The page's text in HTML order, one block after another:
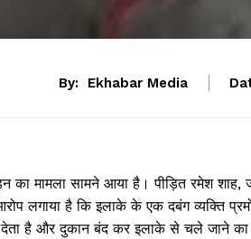
By: Ekhabar Media
मामला सामने आया है। पीड़ित रमेश शाह,
लगाया है कि इलाके के एक दबंग व्यक्ति प्रमोद
है और दुकान बंद कर इलाके से चले जाने का